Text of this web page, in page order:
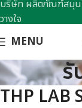
MENU
รั
THP LAB
บริษัท ผลิตภัณฑ์สมุน
วางใจ